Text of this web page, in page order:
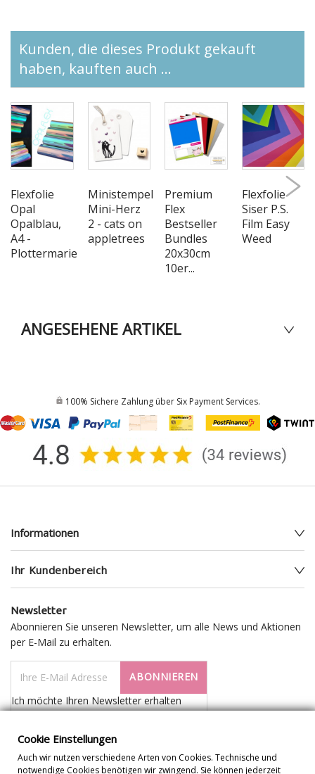
Kunden, die dieses Produkt gekauft
haben, kauften auch ...
Flexfolie
Opal
Opalblau,
A4 -
Plottermarie
Ministempel
Mini-Herz
2 - cats on
appletrees
Premium
Flex
Bestseller
Bundles
20x30cm
10er...
Flexfolie
Siser P.S.
Film Easy
Weed
ANGESEHENE ARTIKEL
100% Sichere Zahlung über Six Payment Services.
Informationen
Ihr Kundenbereich
Newsletter
Abonnieren Sie unseren Newsletter, um alle News und Aktionen
per E-Mail zu erhalten.
ABONNIEREN
Ich möchte Ihren Newsletter erhalten
Cookie Einstellungen
Auch wir nutzen verschiedene Arten von Cookies. Technische und
notwendige Cookies benötigen wir zwingend. Sie können jederzeit